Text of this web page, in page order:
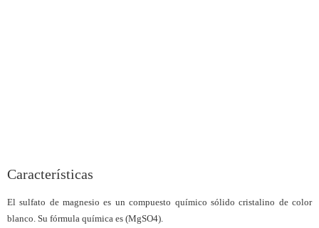
Características
El sulfato de magnesio es un compuesto químico sólido cristalino de color
blanco. Su fórmula química es (MgSO4).